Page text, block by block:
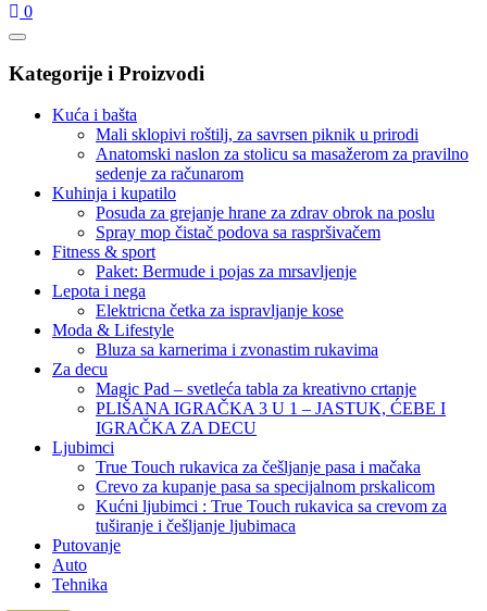
0
Catalog
Kategorije i Proizvodi
Kuća i bašta
Mali sklopivi roštilj, za savrsen piknik u prirodi
Anatomski naslon za stolicu sa masažerom za pravilno
sedenje za računarom
Kuhinja i kupatilo
Posuda za grejanje hrane za zdrav obrok na poslu
Spray mop čistač podova sa raspršivačem
Fitness & sport
Paket: Bermude i pojas za mrsavljenje
Lepota i nega
Elektricna četka za ispravljanje kose
Moda & Lifestyle
Bluza sa karnerima i zvonastim rukavima
Za decu
Magic Pad – svetleća tabla za kreativno crtanje
PLIŠANA IGRAČKA 3 U 1 – JASTUK, ĆEBE I
IGRAČKA ZA DECU
Ljubimci
True Touch rukavica za češljanje pasa i mačaka
Crevo za kupanje pasa sa specijalnom prskalicom
Kućni ljubimci : True Touch rukavica sa crevom za
tuširanje i češljanje ljubimaca
Putovanje
Auto
Tehnika